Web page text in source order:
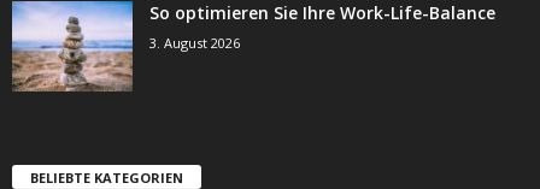
So optimieren Sie Ihre Work-Life-Balance
3. August 2026
BELIEBTE KATEGORIEN